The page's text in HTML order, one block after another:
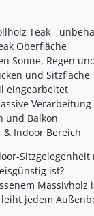
Teak -
Oberfläche
Sonne, Regen
und Sitzfläche
eingearbeitet
Verarbeitung
und Balkon
Indoor Bereich
ist?
jedem